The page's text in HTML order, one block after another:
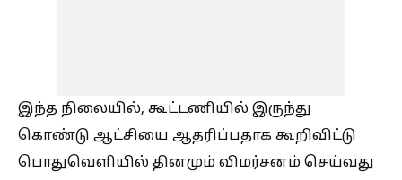
இந்த நிலையில், கூட்டணியில் இருந்து
கொண்டு ஆட்சியை ஆதரிப்பதாக கூறிவிட்டு
பொதுவெளியில் தினமும் விமர்சனம் செய்வது